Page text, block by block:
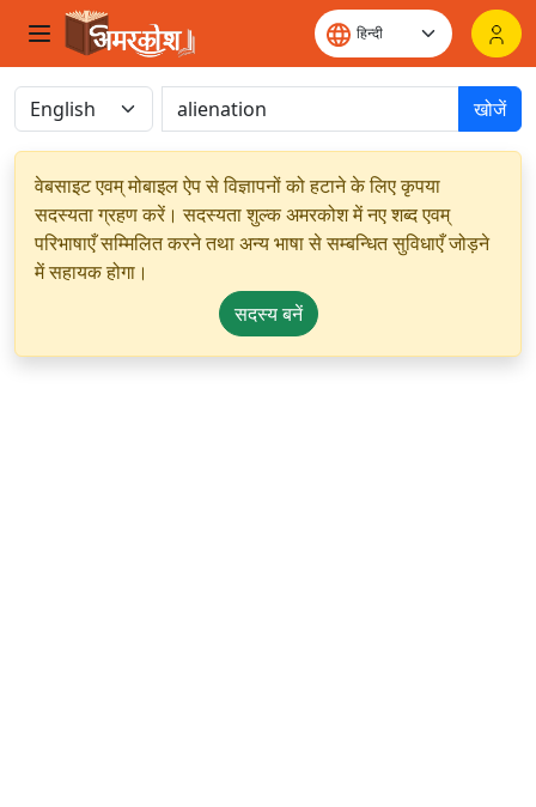
खोजें
वेबसाइट एवम् मोबाइल ऐप से विज्ञापनों को हटाने के लिए कृपया
सदस्यता ग्रहण करें। सदस्यता शुल्क अमरकोश में नए शब्द एवम्
परिभाषाएँ सम्मिलित करने तथा अन्य भाषा से सम्बन्धित सुविधाएँ जोड़ने
में सहायक होगा।
सदस्य बनें